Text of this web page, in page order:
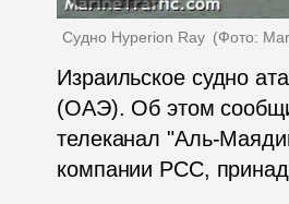
Судно Hyperion Ray (Фото:
Израильское судно
(ОАЭ). Об этом
телеканал "Аль-
компании PCC,